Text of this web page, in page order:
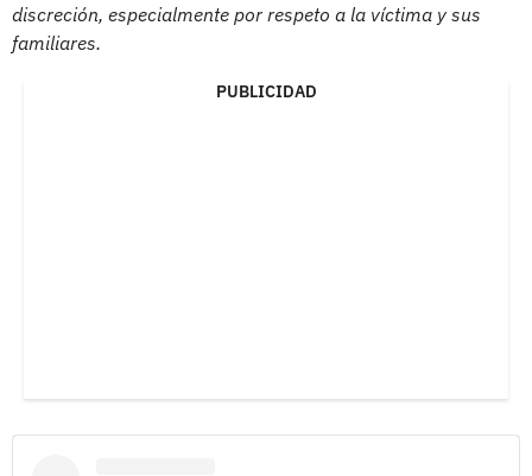
discreción, especialmente por respeto a la víctima y sus
familiares.
PUBLICIDAD